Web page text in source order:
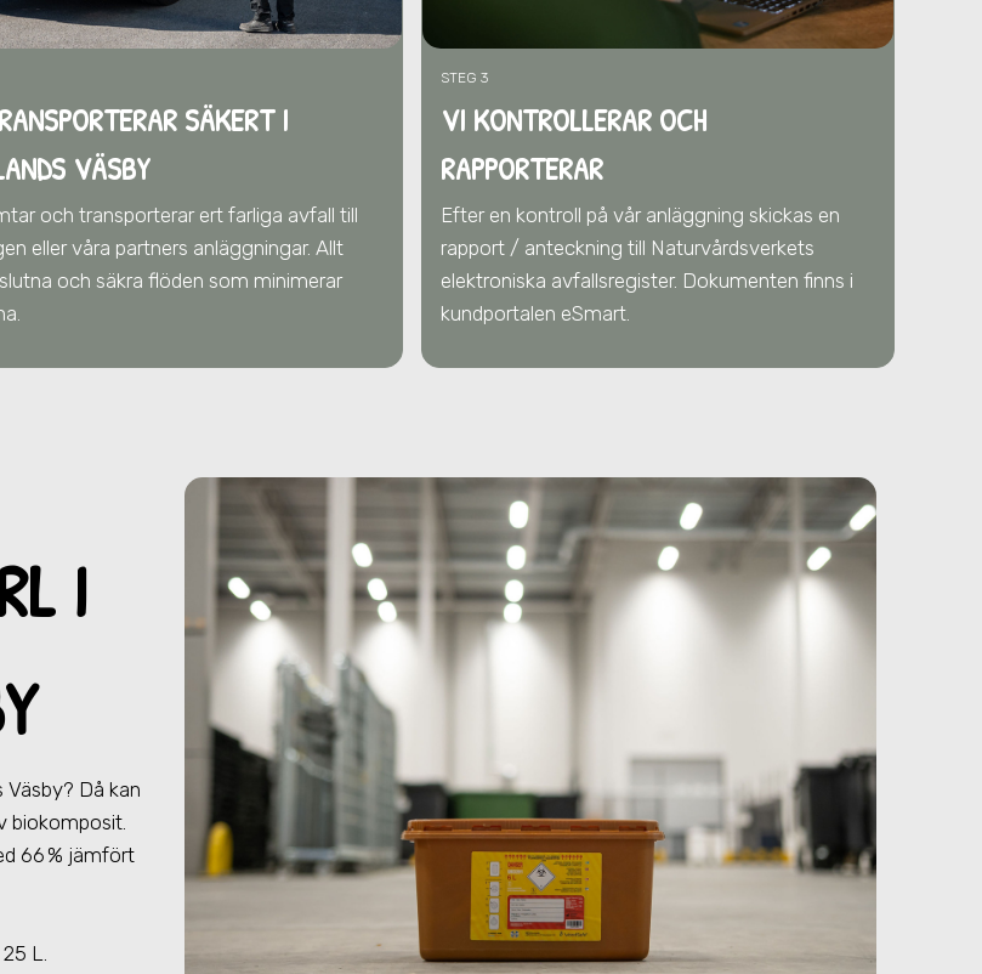
SÄKERT I
VÄSBY
och transporterar ert farliga avfall till
eller våra partners anläggningar. Allt
och säkra flöden som minimerar
STEG 3
VI KONTROLLERAR OCH
RAPPORTERAR
Efter en kontroll på vår anläggning skickas en
rapport / anteckning till Naturvårdsverkets
elektroniska avfallsregister. Dokumenten finns i
kundportalen eSmart.
I
Väsby? Då kan
biokomposit.
66 % jämfört
L.